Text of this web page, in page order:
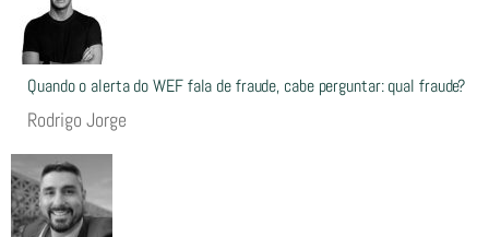
Quando o alerta do WEF fala de fraude, cabe perguntar: qual fraude?
Rodrigo Jorge